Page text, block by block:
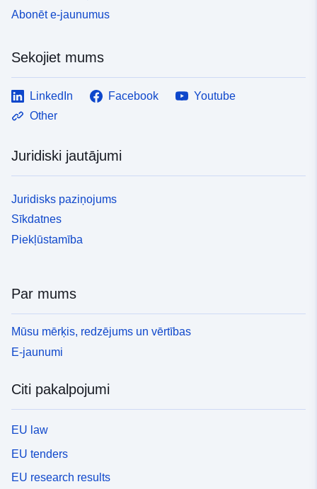
Tips:
http://inspire.ec.europa.eu/
codelist/ResourceType/services
Abonēt e-jaunumus
Sekojiet mums
LinkedIn Facebook
Youtube
Other
Juridiski jautājumi
Juridisks paziņojums
Sīkdatnes
Piekļūstamība
Par mums
Mūsu mērķis, redzējums un vērtības
E-jaunumi
Citi pakalpojumi
EU law
EU tenders
EU research results